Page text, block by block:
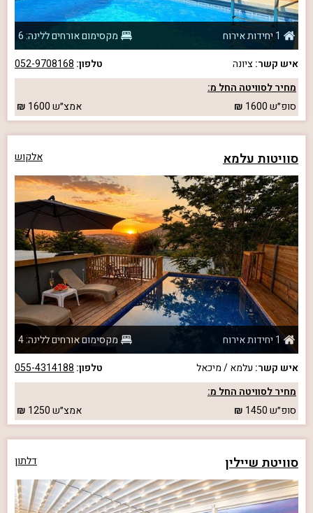
1 יחידות אירוח
מקסימום אורחים ללינה: 6
איש קשר:ציונה טלפון: 052-9708168
מחיר לסוויטה החל מ:
סופ״ש1600 אמצ״ש1600
סוויטות עלמא אלקוש
1 יחידות אירוח
מקסימום אורחים ללינה: 4
איש קשר: עלמא / מיכאל טלפון: 055-4314188
מחיר לסוויטה החל מ:
סופ״ש1450 אמצ״ש1250
סוויטת שיילין דלתון